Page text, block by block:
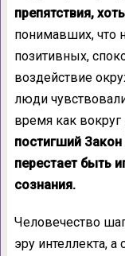
препятствия,
понимавших, что
позитив­ных,
воздействие
люди
время как
постигший
перестает быть
сознания.
Человечество
эру интеллекта,